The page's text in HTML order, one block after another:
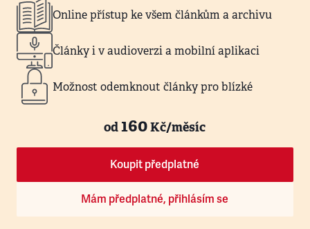
Online přístup ke všem článkům a archivu
Články i v audioverzi a mobilní aplikaci
Možnost odemknout články pro blízké
od160Kč/měsíc
Koupit předplatné
Mám předplatné, přihlásím se